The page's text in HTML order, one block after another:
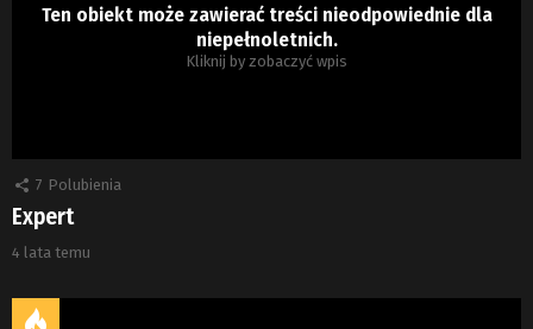
Ten obiekt może zawierać treści nieodpowiednie dla
niepełnoletnich.
Kliknij by zobaczyć wpis
7 Polubienia
Expert
4 lata temu